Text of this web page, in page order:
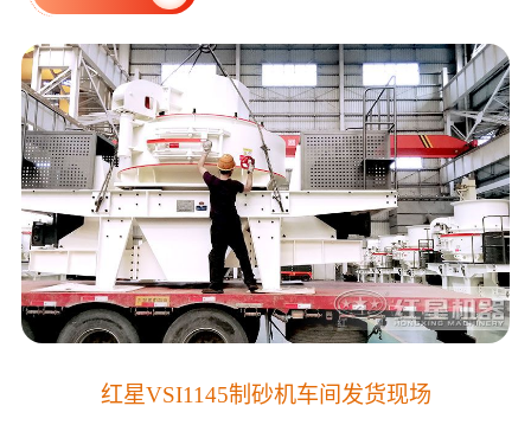
红星VSI1145制砂机车间发货现场